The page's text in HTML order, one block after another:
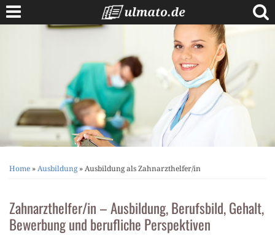
to
content
Berufe A bis Z
Bewerbungstipps
Vorstellungsgespräch
Home »Ausbildung»Ausbildung als Zahnarzthelfer/in
Zahnarzthelfer/in – Ausbildung, Berufsbild, Gehalt,
Bewerbung und berufliche Perspektiven